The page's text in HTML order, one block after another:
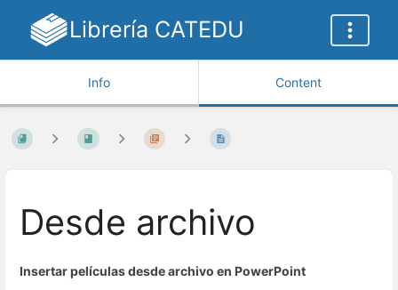
Librería CATEDU
Info Content
Desde archivo
Insertar películas desde archivo en PowerPoint